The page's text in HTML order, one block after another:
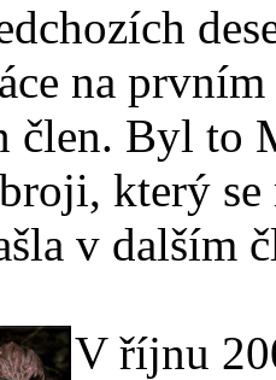
na
člen. Byl to
který
v
V říjnu